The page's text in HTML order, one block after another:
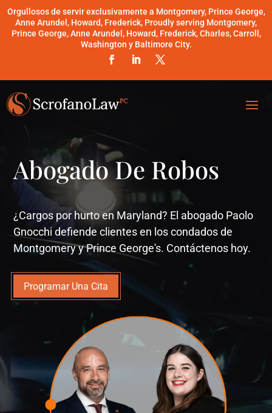
Orgullosos de servir exclusivamente a Montgomery, Prince George,
Anne Arundel, Howard, Frederick, Proudly serving Montgomery,
Prince George, Anne Arundel, Howard, Frederick, Charles, Carroll,
Washington y Baltimore City.
Abogado De Robos
¿Cargos por hurto en Maryland? El abogado Paolo
Gnocchi defiende clientes en los condados de
Montgomery y Prince George's. Contáctenos hoy.
Programar Una Cita